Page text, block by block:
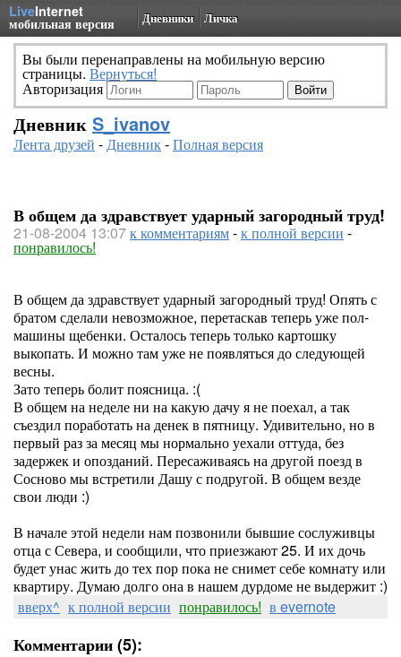
LiveInternet
мобильная версия Дневники Личка
Вы были перенаправлены на мобильную версию
страницы. Вернуться!
Авторизация
Дневник S_ivanov
Лента друзей -Дневник-Полная версия
В общем да здравствует ударный загородный труд!
21-08-2004 13:07к комментариям-к полной версии -
понравилось!
В общем да здравствует ударный загородный труд! Опять с
братом сделали невозможное, перетаскав теперь уже пол-
машины щебенки. Осталось теперь только картошку
выкопать. И можно там уже не появляться до следующей
весны.
Зато теперь болит поясница. :(
В общем на неделе ни на какую дачу я не поехал, а так
съездил поработать на денек в пятницу. Удивительно, но в
первый раз за месяц мы нормально уехали оттуда, без
задержек и опозданий. Пересаживаясь на другой поезд в
Сосново мы встретили Дашу с подругой. В общем везде
свои люди :)
В начале этой недели нам позвонили бывшие сослуживцы
отца с Севера, и сообщили, что приезжают 25. И их дочь
будет унас жить до тех пор пока не снимет себе комнату или
квартиру. Думаю долго она в нашем дурдоме не выдержит :)
вверх^ к полной версии понравилось! в evernote
Комментарии (5):